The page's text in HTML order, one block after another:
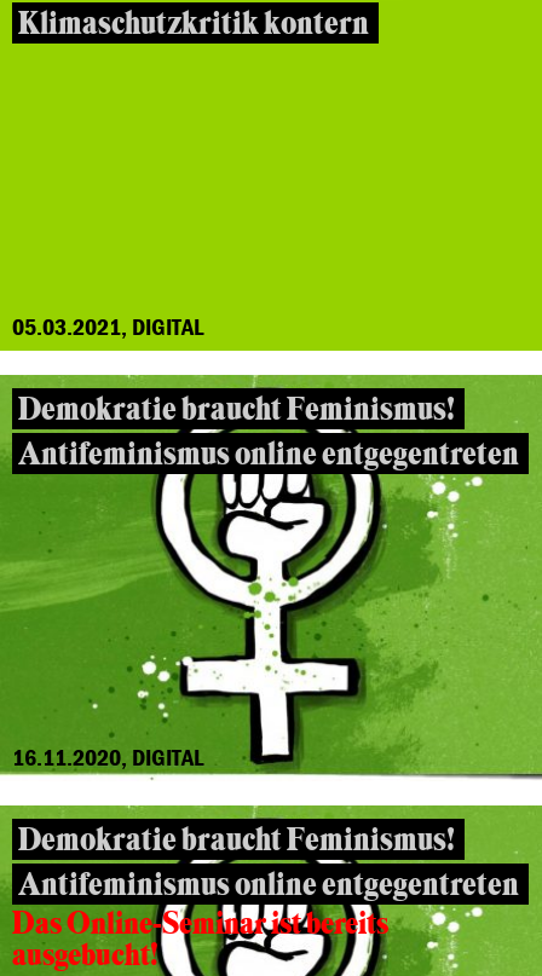
Klimaschutzkritik kontern
05.03.2021, DIGITAL
Demokratie braucht Feminismus!
Antifeminismus online entgegentreten
16.11.2020, DIGITAL
Demokratie braucht Feminismus!
Antifeminismus online entgegentreten
Das Online-Seminar ist bereits
ausgebucht!